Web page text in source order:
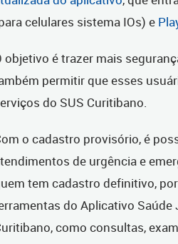
celulares sistema IOs) e
objetivo é trazer mais
permitir que esses
do SUS Curitibano.
o cadastro provisório, é
de urgência e
tem cadastro definitivo,
do Aplicativo Saúde
como consultas,